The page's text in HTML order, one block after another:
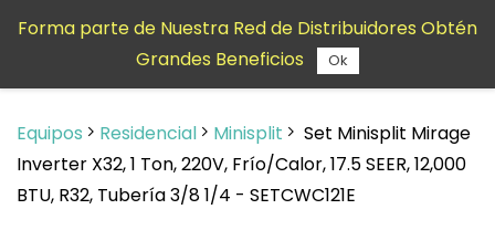
contenido
Equipos Residencial Minisplit
Set Minisplit Mirage
Inverter X32, 1 Ton, 220V, Frío/Calor, 17.5 SEER, 12,000
BTU, R32, Tubería 3/8 1/4 - SETCWC121E
Forma parte de Nuestra Red de Distribuidores Obtén
Grandes Beneficios
Ok